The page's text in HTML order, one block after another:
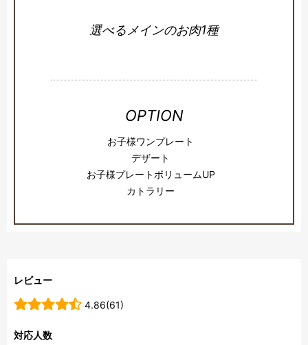
選べるメインのお肉1種
OPTION
お子様ワンプレート
デザート
お子様プレートボリュームUP
カトラリー
レビュー
4.86(61)
対応人数